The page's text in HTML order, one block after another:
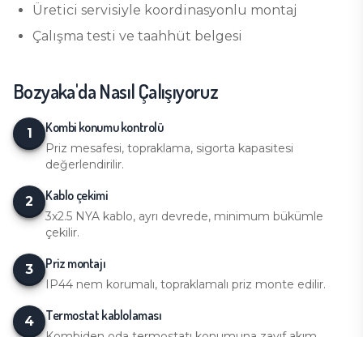
Üretici servisiyle koordinasyonlu montaj
Çalışma testi ve taahhüt belgesi
Bozyaka'da Nasıl Çalışıyoruz
1 Kombi konumu kontrolü
Priz mesafesi, topraklama, sigorta kapasitesi
değerlendirilir.
2 Kablo çekimi
3x2.5 NYA kablo, ayrı devrede, minimum bükümle
çekilir.
3 Priz montajı
IP44 nem korumalı, topraklamalı priz monte edilir.
4 Termostat kablolaması